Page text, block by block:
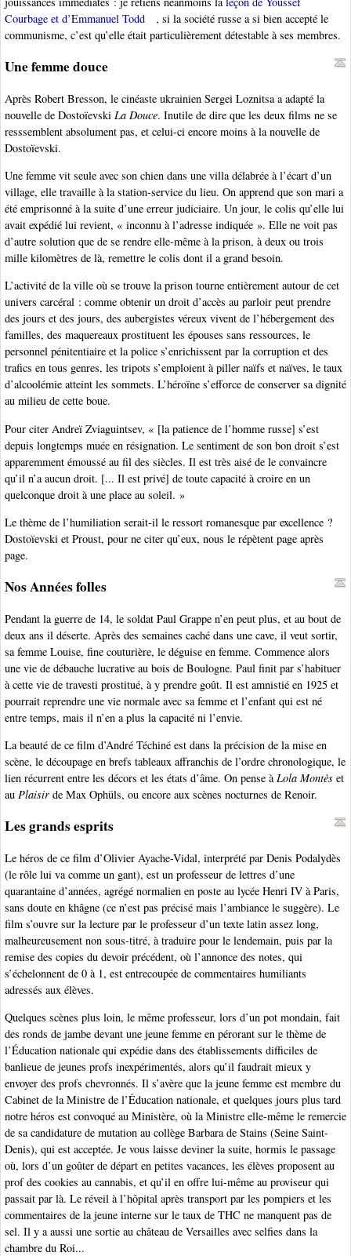
Courbage et d’Emmanuel Todd
, si la société russe a si bien accepté le
communisme, c’est qu’elle était particulièrement détestable à ses membres.
Une femme douce
Après Robert Bresson, le cinéaste ukrainien Sergei Loznitsa a adapté la
nouvelle de Dostoïevski La Douce. Inutile de dire que les deux films ne se
resssemblent absolument pas, et celui-ci encore moins à la nouvelle de
Dostoïevski.
Une femme vit seule avec son chien dans une villa délabrée à l’écart d’un
village, elle travaille à la station-service du lieu. On apprend que son mari a
été emprisonné à la suite d’une erreur judiciaire. Un jour, le colis qu’elle lui
avait expédié lui revient, « inconnu à l’adresse indiquée ». Elle ne voit pas
d’autre solution que de se rendre elle-même à la prison, à deux ou trois
mille kilomètres de là, remettre le colis dont il a grand besoin.
L’activité de la ville où se trouve la prison tourne entièrement autour de cet
univers carcéral : comme obtenir un droit d’accès au parloir peut prendre
des jours et des jours, des aubergistes véreux vivent de l’hébergement des
familles, des maquereaux prostituent les épouses sans ressources, le
personnel pénitentiaire et la police s’enrichissent par la corruption et des
trafics en tous genres, les tripots s’emploient à piller naïfs et naïves, le taux
d’alcoolémie atteint les sommets. L’héroïne s’efforce de conserver sa dignité
au milieu de cette boue.
Pour citer Andreï Zviaguintsev, « [la patience de l’homme russe] s’est
depuis longtemps muée en résignation. Le sentiment de son bon droit s’est
apparemment émoussé au fil des siècles. Il est très aisé de le convaincre
qu’il n’a aucun droit. [... Il est privé] de toute capacité à croire en un
quelconque droit à une place au soleil. »
Le thème de l’humiliation serait-il le ressort romanesque par excellence ?
Dostoïevski et Proust, pour ne citer qu’eux, nous le répètent page après
page.
Nos Années folles
Pendant la guerre de 14, le soldat Paul Grappe n’en peut plus, et au bout de
deux ans il déserte. Après des semaines caché dans une cave, il veut sortir,
sa femme Louise, fine couturière, le déguise en femme. Commence alors
une vie de débauche lucrative au bois de Boulogne. Paul finit par s’habituer
à cette vie de travesti prostitué, à y prendre goût. Il est amnistié en 1925 et
pourrait reprendre une vie normale avec sa femme et l’enfant qui est né
entre temps, mais il n’en a plus la capacité ni l’envie.
La beauté de ce film d’André Téchiné est dans la précision de la mise en
scène, le découpage en brefs tableaux affranchis de l’ordre chronologique, le
lien récurrent entre les décors et les états d’âme. On pense àLola Montès et
au Plaisir de Max Ophüls, ou encore aux scènes nocturnes de Renoir.
Les grands esprits
Le héros de ce film d’Olivier Ayache-Vidal, interprété par Denis Podalydès
(le rôle lui va comme un gant), est un professeur de lettres d’une
quarantaine d’années, agrégé normalien en poste au lycée Henri IV à Paris,
sans doute en khâgne (ce n’est pas précisé mais l’ambiance le suggère). Le
film s’ouvre sur la lecture par le professeur d’un texte latin assez long,
malheureusement non sous-titré, à traduire pour le lendemain, puis par la
remise des copies du devoir précédent, où l’annonce des notes, qui
s’échelonnent de 0 à 1, est entrecoupée de commentaires humiliants
adressés aux élèves.
Quelques scènes plus loin, le même professeur, lors d’un pot mondain, fait
des ronds de jambe devant une jeune femme en pérorant sur le thème de
l’Éducation nationale qui expédie dans des établissements difficiles de
banlieue de jeunes profs inexpérimentés, alors qu’il faudrait mieux y
envoyer des profs chevronnés. Il s’avère que la jeune femme est membre du
Cabinet de la Ministre de l’Éducation nationale, et quelques jours plus tard
notre héros est convoqué au Ministère, où la Ministre elle-même le remercie
de sa candidature de mutation au collège Barbara de Stains (Seine Saint-
Denis), qui est acceptée. Je vous laisse deviner la suite, hormis le passage
où, lors d’un goûter de départ en petites vacances, les élèves proposent au
prof des cookies au cannabis, et qu’il en offre lui-même au proviseur qui
passait par là. Le réveil à l’hôpital après transport par les pompiers et les
commentaires de la jeune interne sur le taux de THC ne manquent pas de
sel. Il y a aussi une sortie au château de Versailles avec selfies dans la
chambre du Roi...